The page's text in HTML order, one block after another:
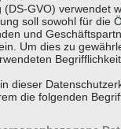
GVO) verwendet
soll sowohl für die
und
Um dies zu
dieser
die folgenden